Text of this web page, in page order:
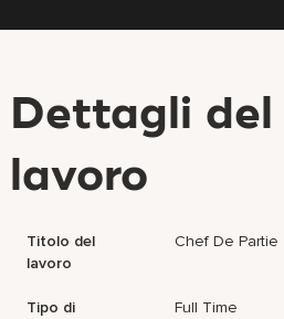
Dettagli del
lavoro
Titolo del
lavoro
Chef De Partie
Tipo di
Full Time